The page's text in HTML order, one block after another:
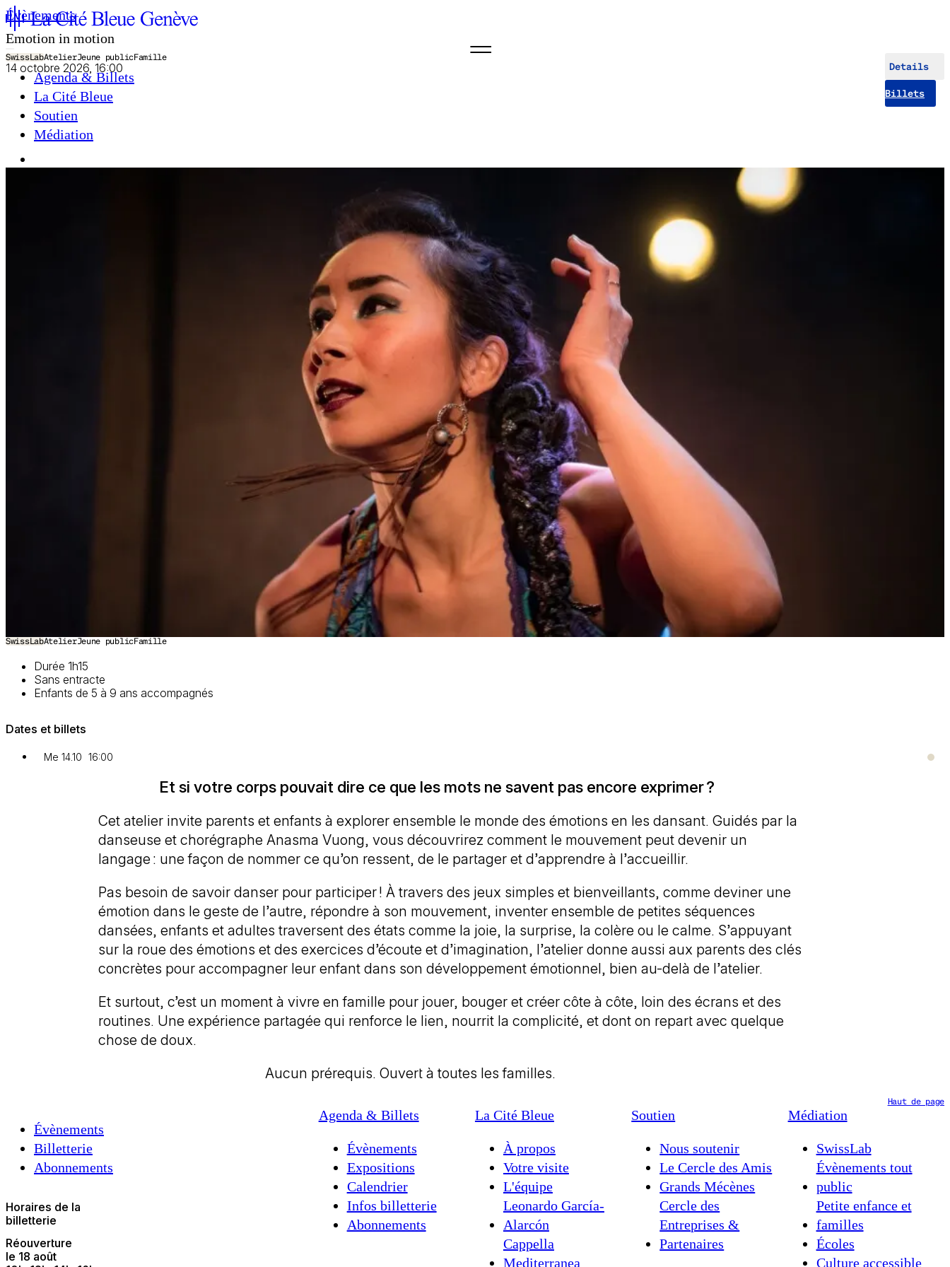
Agenda & Billets
La Cité Bleue
Soutien
Médiation
Évènements
Emotion in motion
SwissLabAtelierJeune publicFamille
14 octobre 2026, 16:00 Details
Billets
SwissLabAtelierJeune publicFamille
Durée 1h15
Sans entracte
Enfants de 5 à 9 ans accompagnés
Dates et billets
Me 14.10 16:00
Et si votre corps pouvait dire ce que les mots ne savent pas encore exprimer ?
Cet atelier invite parents et enfants à explorer ensemble le monde des émotions en les dansant. Guidés par la
danseuse et chorégraphe Anasma Vuong, vous découvrirez comment le mouvement peut devenir un
langage : une façon de nommer ce qu’on ressent, de le partager et d’apprendre à l’accueillir.
Pas besoin de savoir danser pour participer ! À travers des jeux simples et bienveillants, comme deviner une
émotion dans le geste de l’autre, répondre à son mouvement, inventer ensemble de petites séquences
dansées, enfants et adultes traversent des états comme la joie, la surprise, la colère ou le calme. S’appuyant
sur la roue des émotions et des exercices d’écoute et d’imagination, l’atelier donne aussi aux parents des clés
concrètes pour accompagner leur enfant dans son développement émotionnel, bien au-delà de l’atelier.
Et surtout, c’est un moment à vivre en famille pour jouer, bouger et créer côte à côte, loin des écrans et des
routines. Une expérience partagée qui renforce le lien, nourrit la complicité, et dont on repart avec quelque
chose de doux.
Aucun prérequis. Ouvert à toutes les familles.
Haut de page
Évènements
Billetterie
Abonnements
Horaires de la
billetterie
Réouverture
le 18 août
Agenda & Billets
Évènements
Expositions
Calendrier
Infos billetterie
Abonnements
La Cité Bleue
À propos
Votre visite
L'équipe
Leonardo García-
Alarcón
Cappella
Mediterranea
Soutien
Nous soutenir
Le Cercle des Amis
Grands Mécènes
Cercle des
Entreprises &
Partenaires
Médiation
SwissLab
Évènements tout
public
Petite enfance et
familles
Écoles
Culture accessible